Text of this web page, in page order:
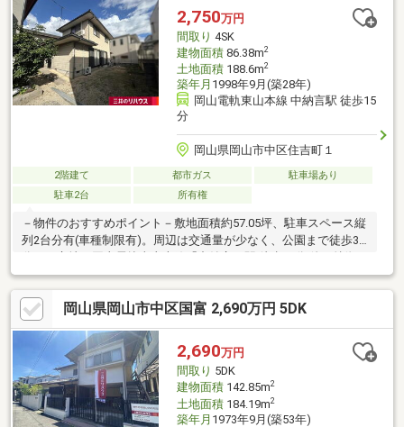
も、お問い合わせいただけますとご対応可能な事がございますの
で一度お問い合わせください。* *☆* *☆* *☆* *☆* *
2,750万円
間取り 4SK
建物面積86.38m2
土地面積188.6m2
築年月 1998年9月(築28年)
岡山電軌東山本線 中納言駅 徒歩15
分
岡山県岡山市中区住吉町１
2階建て 都市ガス
駐車場あり
駐車2台
所有権
－物件のおすすめポイント－敷地面積約57.05坪、駐車スペース縦
列2台分有(車種制限有)。周辺は交通量が少なく、公園まで徒歩3
エス・バイ・エル・カバヤ施工・お料理に集中しやすい独立型キ
ッチン、勝手口有・1階は引き戸で仕切られた回遊性のある間取
り・各洋室・和室・廊下等に収納スペース有・キッチン・洗面
室・浴室・トイレに小窓があり、通風良好▼周辺環境・住吉町仲
よし公園 徒歩3分(約230m)・岡山市立三勲小学校 徒歩10分(約
790m)※容積率は前面道路(m)×4／10×100％に制限されます
岡山県岡山市中区国富 2,690万円 5DK
2,690万円
間取り 5DK
建物面積142.85m2
土地面積184.19m2
築年月 1973年9月(築53年)